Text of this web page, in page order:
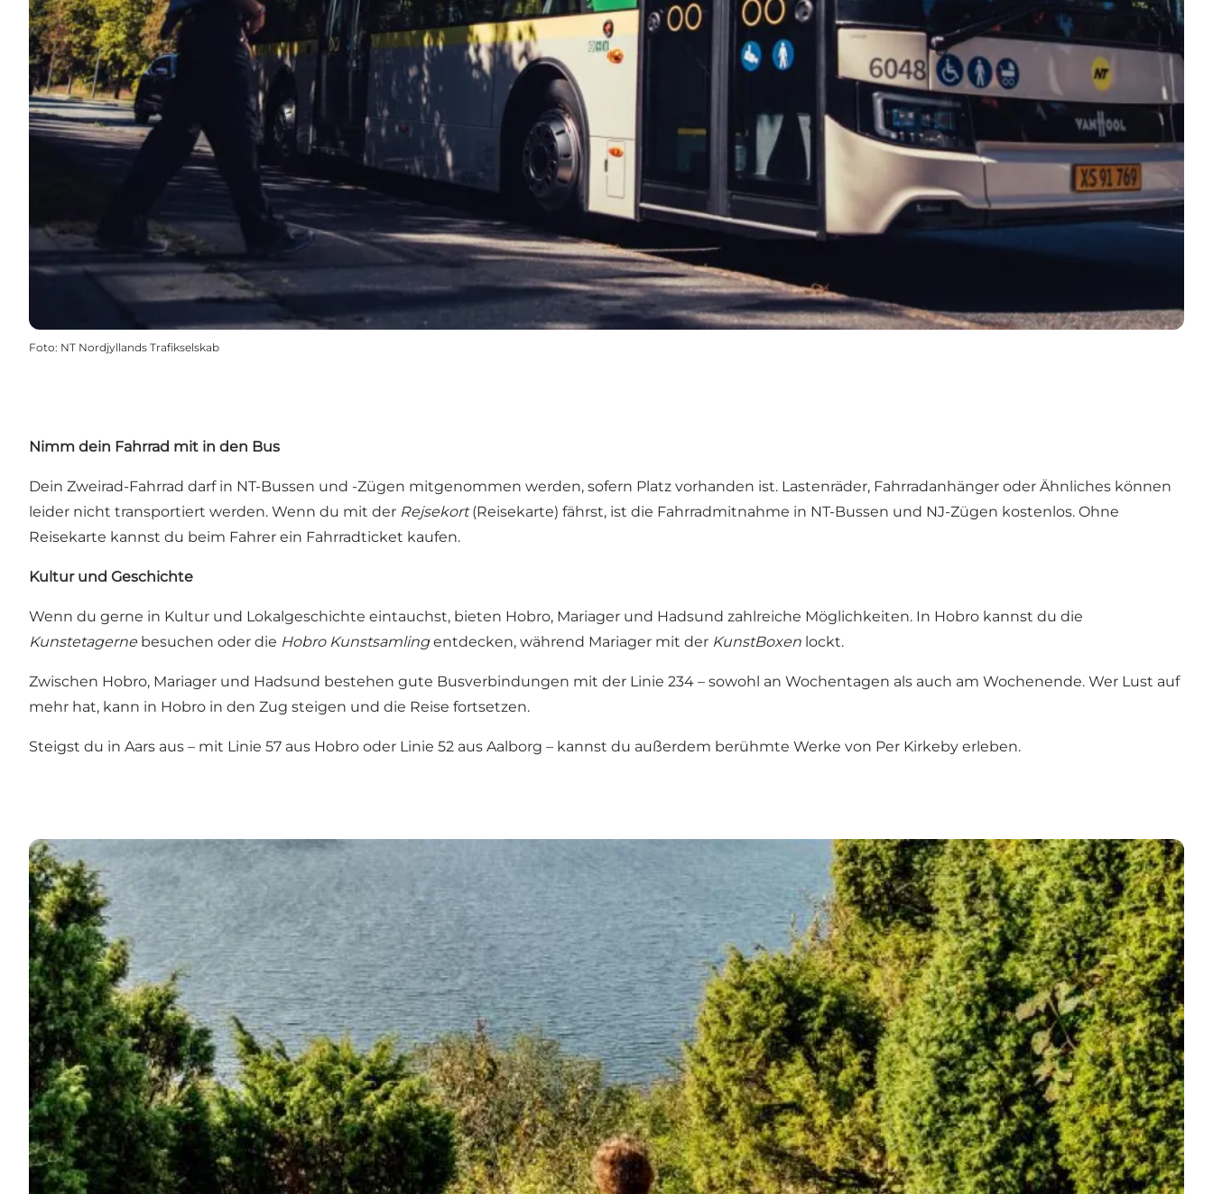
Foto: NT Nordjyllands Trafikselskab
Nimm dein Fahrrad mit in den Bus
Dein Zweirad-Fahrrad darf in NT-Bussen und -Zügen mitgenommen werden, sofern Platz vorhanden ist. Lastenräder, Fahrradanhänger oder Ähnliches können
leider nicht transportiert werden. Wenn du mit der Rejsekort(Reisekarte) fährst, ist die Fahrradmitnahme in NT-Bussen und NJ-Zügen kostenlos. Ohne
Reisekarte kannst du beim Fahrer ein Fahrradticket kaufen.
Kultur und Geschichte
Wenn du gerne in Kultur und Lokalgeschichte eintauchst, bieten Hobro, Mariager und Hadsund zahlreiche Möglichkeiten. In Hobro kannst du die
Kunstetagerne besuchen oder die Hobro Kunstsamlingentdecken, während Mariager mit der KunstBoxen lockt.
Zwischen Hobro, Mariager und Hadsund bestehen gute Busverbindungen mit der Linie 234 – sowohl an Wochentagen als auch am Wochenende. Wer Lust auf
mehr hat, kann in Hobro in den Zug steigen und die Reise fortsetzen.
Steigst du in Aars aus – mit Linie 57 aus Hobro oder Linie 52 aus Aalborg – kannst du außerdem berühmte Werke von Per Kirkeby erleben.